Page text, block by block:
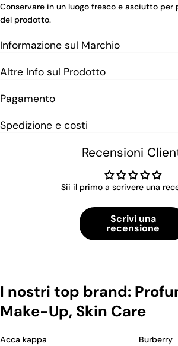
Conservare in un luogo fresco e asciutto per
del prodotto.
Informazione sul Marchio
Altre Info sul Prodotto
Pagamento
Spedizione e costi
Recensioni
Sii il primo a scrivere una
Scrivi una
recensione
I nostri top brand:
Make-Up, Skin Care
Acca kappa
Burberry